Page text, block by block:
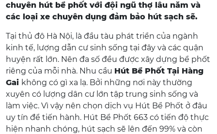
chuyên hút bể phốt với đội ngũ thợ lâu năm và
các loại xe chuyên dụng đảm bảo hút sạch sẽ.
Tại thủ đô Hà Nội, là đầu tàu phát triển của ngành
kinh tế, lượng dẫn cư sinh sống tại đây và các quận
huyện rất lớn. Nên đa số đều được xây dựng bể phốt
riêng của mỗi nhà. Nhu cầu Hút Bể Phốt Tại Hàng
Gai không có gì xa lạ. Bởi những nơi này thường
xuyên có lượng dân cư lớn tập trung sinh sống và
làm việc. Vì vậy nên chọn dịch vụ Hút Bể Phốt ở đâu
uy tín để tiến hành. Hút Bể Phốt 663 có tiến độ thực
hiện nhanh chóng, hút sạch sẽ lên đến 99% và còn